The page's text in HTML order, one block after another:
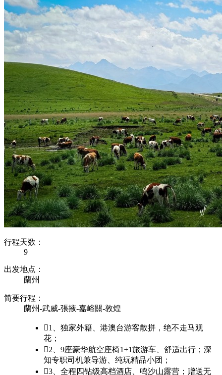
行程天数：
9
出发地点：
蘭州
简要行程：
蘭州-武威-張掖-嘉峪關-敦煌
1、独家外籍、港澳台游客散拼，绝不走马观
花；
2、9座豪华航空座椅1+1旅游车、舒适出行；深
知专职司机兼导游、纯玩精品小团；
3、全程四钻级高档酒店、鸣沙山露营；赠送无